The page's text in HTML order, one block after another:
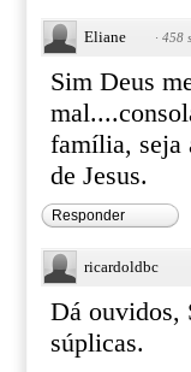
Eliane · 458
Sim Deus
família, seja
de Jesus.
Responder
ricardoldbc
Dá ouvidos,
súplicas.